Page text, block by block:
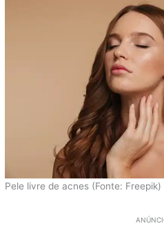
Pele livre de acnes (Fonte: Freepik)